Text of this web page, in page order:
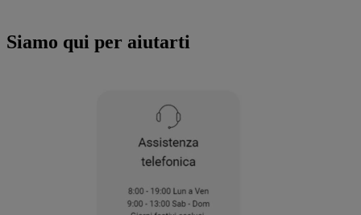
Siamo qui per aiutarti
condivisione dei tuoi dati con terze parti
per tali finalità. Accedendo alla sezione
specifico le tue preferenze.